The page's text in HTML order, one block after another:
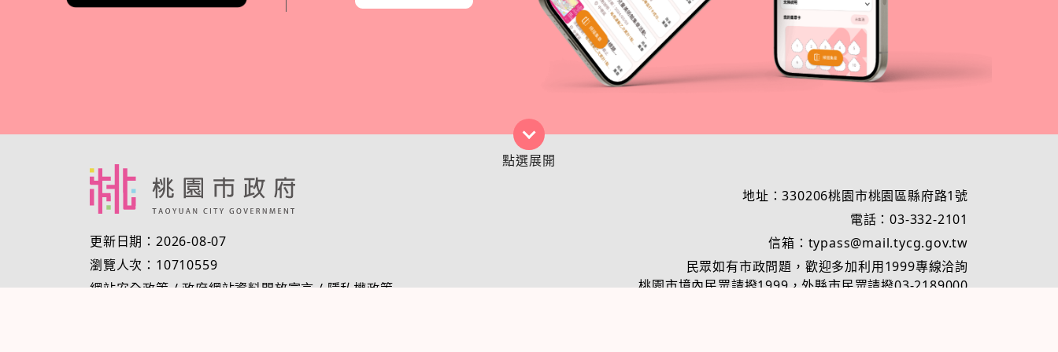
更新日期：2026-08-07
瀏覽人次：10710559
網站安全政策 /政府網站資料開放宣言 /隱私權政策
地址：330206桃園市桃園區縣府路1號
電話：03-332-2101
信箱：typass@mail.tycg.gov.tw
民眾如有市政問題，歡迎多加利用1999專線洽詢
桃園市境內民眾請撥1999，外縣市民眾請撥03-2189000